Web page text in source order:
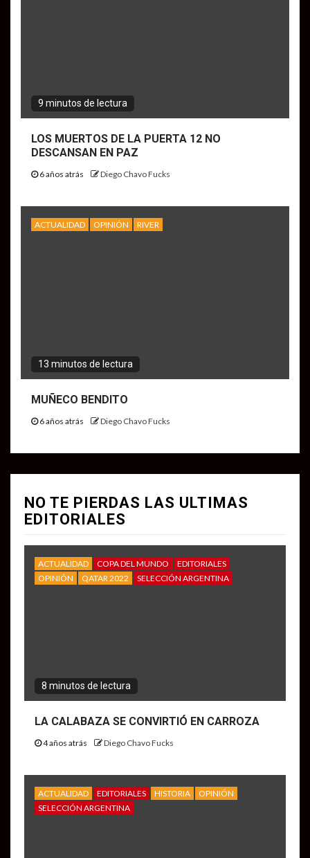
9 minutos de lectura
LOS MUERTOS DE LA PUERTA 12 NO
DESCANSAN EN PAZ
6 años atrás Diego Chavo Fucks
ACTUALIDAD OPINIÓN RIVER
13 minutos de lectura
MUÑECO BENDITO
6 años atrás Diego Chavo Fucks
NO TE PIERDAS LAS ULTIMAS
EDITORIALES
ACTUALIDAD COPA DEL MUNDO
EDITORIALES
OPINIÓN
QATAR 2022 SELECCIÓN ARGENTINA
8 minutos de lectura
LA CALABAZA SE CONVIRTIÓ EN CARROZA
4 años atrás Diego Chavo Fucks
ACTUALIDAD EDITORIALES HISTORIA
OPINIÓN
SELECCIÓN ARGENTINA